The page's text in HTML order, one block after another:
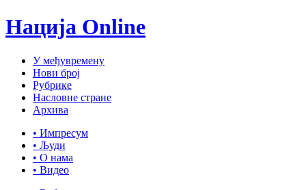
Нација Online
У међувремену
Нови број
Рубрике
Насловне стране
Архива
• Импресум
• Људи
• О нама
• Видео